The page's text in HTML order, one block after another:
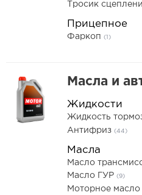
Тросик
Прицепное
Фаркоп (1)
Масла и
Жидкости
Жидкость
Антифриз (44)
Масла
Масло
Масло ГУР (9)
Моторное масло